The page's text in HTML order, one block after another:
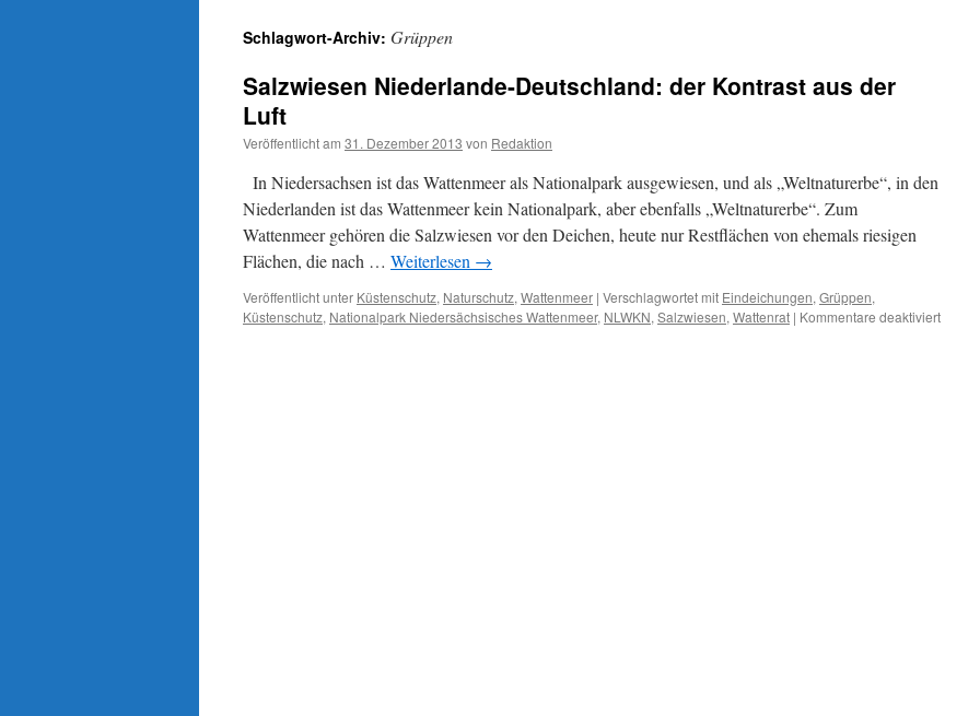
Schlagwort-Archiv: Grüppen
Salzwiesen Niederlande-Deutschland: der Kontrast aus der
Luft
Veröffentlicht am 31. Dezember 2013 von Redaktion
In Niedersachsen ist das Wattenmeer als Nationalpark ausgewiesen, und als „Weltnaturerbe“, in den
Niederlanden ist das Wattenmeer kein Nationalpark, aber ebenfalls „Weltnaturerbe“. Zum
Wattenmeer gehören die Salzwiesen vor den Deichen, heute nur Restflächen von ehemals riesigen
Flächen, die nach … Weiterlesen →
Veröffentlicht unter Küstenschutz, Naturschutz, Wattenmeer | Verschlagwortet mit Eindeichungen, Grüppen,
Küstenschutz, Nationalpark Niedersächsisches Wattenmeer, NLWKN, Salzwiesen, Wattenrat | Kommentare deaktiviertfür